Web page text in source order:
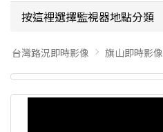
按這裡選擇監視器地點分類
台灣路況即時影像 旗山即時影像